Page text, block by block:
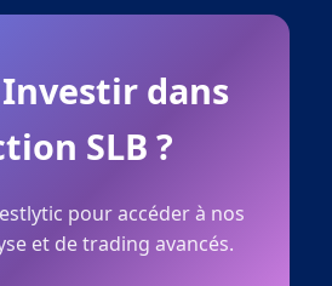
dans
SLB ?
pour accéder à nos
et de trading avancés.